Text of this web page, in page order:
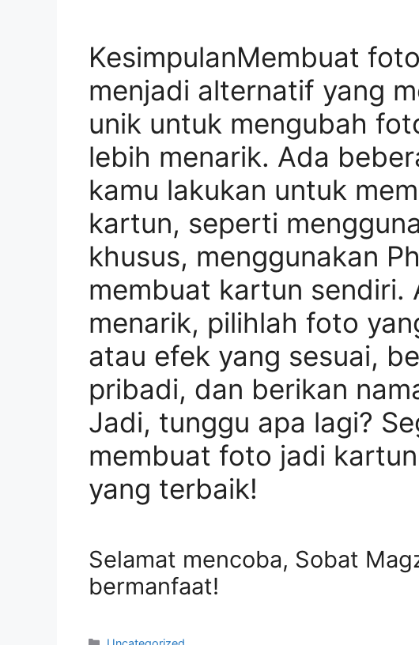
KesimpulanMembuat
menjadi alternatif yang
unik untuk mengubah
lebih menarik. Ada
kamu lakukan untuk
kartun, seperti
khusus, menggunakan
membuat kartun sendiri.
menarik, pilihlah foto
atau efek yang sesuai,
pribadi, dan berikan
Jadi, tunggu apa lagi?
membuat foto jadi
yang terbaik!
Selamat mencoba, Sobat
bermanfaat!
Categories